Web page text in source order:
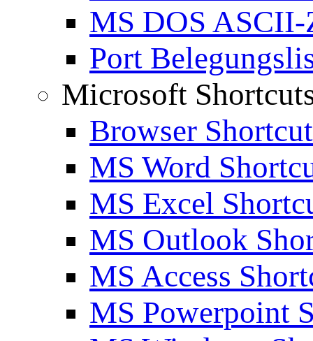
MS DOS ASCII-
Port
Microsoft
Browser
MS Word
MS Excel
MS Outlook
MS Access
MS Powerpoint